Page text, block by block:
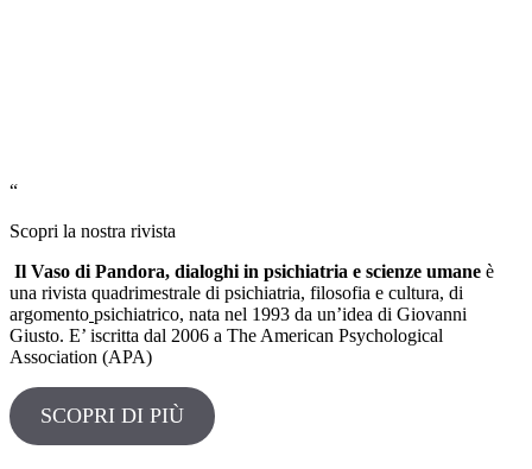
“
Scopri la nostra rivista
Il Vaso di Pandora, dialoghi in psichiatria e scienze umane è
una rivista quadrimestrale di psichiatria, filosofia e cultura, di
argomento psichiatrico, nata nel 1993 da un’idea di Giovanni
Giusto. E’ iscritta dal 2006 a The American Psychological
Association (APA)
SCOPRI DI PIÙ